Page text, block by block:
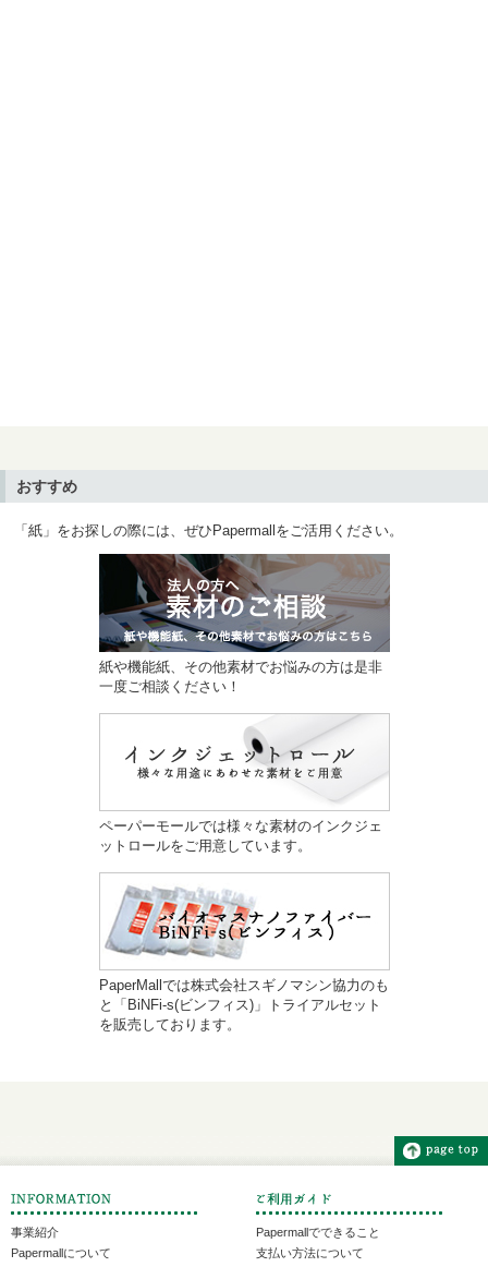
おすすめ
「紙」をお探しの際には、ぜひPapermallをご活用ください。
紙や機能紙、その他素材でお悩みの方は是非
一度ご相談ください！
ペーパーモールでは様々な素材のインクジェ
ットロールをご用意しています。
PaperMallでは株式会社スギノマシン協力のも
と「BiNFi-s(ビンフィス)」トライアルセット
を販売しております。
事業紹介
Papermallについて
Papermallでできること
支払い方法について